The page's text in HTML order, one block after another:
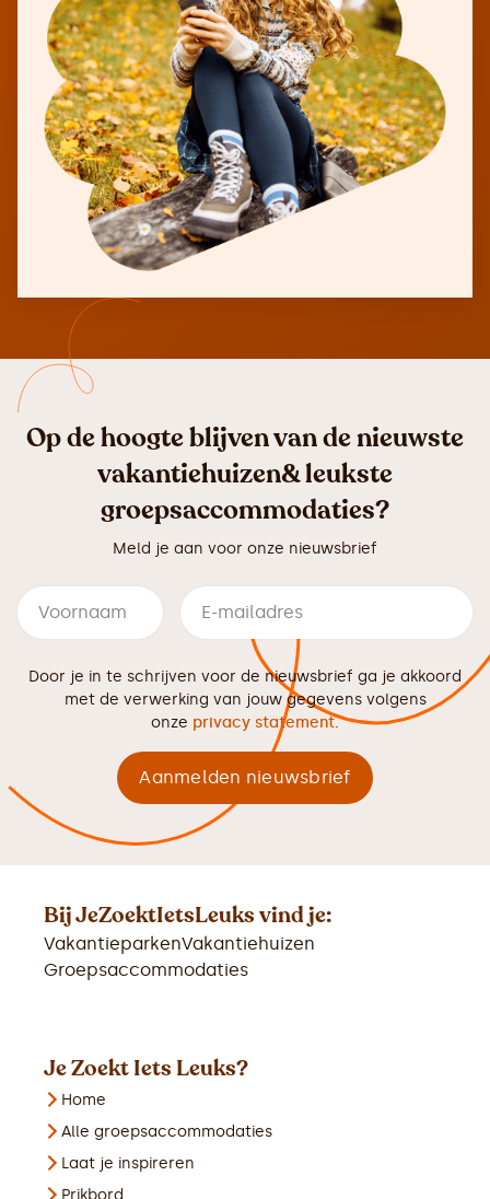
Op de hoogte blijven van de nieuwste
vakantiehuizen& leukste
groepsaccommodaties?
Meld je aan voor onze nieuwsbrief
Door je in te schrijven voor de nieuwsbrief ga je akkoord
met de verwerking van jouw gegevens volgens
onze privacy statement.
Bij JeZoektIetsLeuks vind je:
VakantieparkenVakantiehuizen
Groepsaccommodaties
Je Zoekt Iets Leuks?
Home
Alle groepsaccommodaties
Laat je inspireren